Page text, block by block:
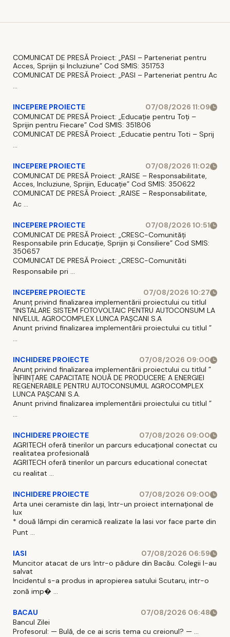
României
COMUNICAT DE PRESĂ Proiect: „PASI – Parteneriat pentru
Acces, Sprijin și Incluziune” Cod SMIS: 351753
COMUNICAT DE PRESĂ Proiect: „PASI – Parteneriat pentru Ac
...
INCEPERE PROIECTE
07/08/2026 11:09
COMUNICAT DE PRESĂ Proiect: „Educație pentru Toți –
Sprijin pentru Fiecare” Cod SMIS: 351806
COMUNICAT DE PRESĂ Proiect: „Educatie pentru Toti – Sprij
...
INCEPERE PROIECTE
07/08/2026 11:02
COMUNICAT DE PRESĂ Proiect: „RAISE – Responsabilitate,
Acces, Incluziune, Sprijin, Educație” Cod SMIS: 350622
COMUNICAT DE PRESĂ Proiect: „RAISE – Responsabilitate,
Ac ...
INCEPERE PROIECTE
07/08/2026 10:51
COMUNICAT DE PRESĂ Proiect: „CRESC-Comunități
Responsabile prin Educație, Sprijin și Consiliere” Cod SMIS:
350657
COMUNICAT DE PRESĂ Proiect: „CRESC-Comunităti
Responsabile pri ...
INCEPERE PROIECTE
07/08/2026 10:27
Anunț privind finalizarea implementării proiectului cu titlul
”INSTALARE SISTEM FOTOVOLTAIC PENTRU AUTOCONSUM LA
NIVELUL AGROCOMPLEX LUNCA PAȘCANI S.A
Anunt privind finalizarea implementării proiectului cu titlul ”
...
INCHIDERE PROIECTE
07/08/2026 09:00
Anunț privind finalizarea implementării proiectului cu titlul ”
ÎNFIINȚARE CAPACITATE NOUĂ DE PRODUCERE A ENERGIEI
REGENERABILE PENTRU AUTOCONSUMUL AGROCOMPLEX
LUNCA PAȘCANI S.A.
Anunt privind finalizarea implementării proiectului cu titlul ”
...
INCHIDERE PROIECTE
07/08/2026 09:00
AGRITECH oferă tinerilor un parcurs educațional conectat cu
realitatea profesională
AGRITECH oferă tinerilor un parcurs educational conectat
cu realitat ...
INCHIDERE PROIECTE
07/08/2026 09:00
Arta unei ceramiste din Iași, într-un proiect internațional de
lux
* două lămpi din ceramică realizate la Iasi vor face parte din
Punt ...
IASI
07/08/2026 06:59
Muncitor atacat de urs într-o pădure din Bacău. Colegii l-au
salvat
Incidentul s-a produs in apropierea satului Scutaru, intr-o
zonă imp� ...
BACAU
07/08/2026 06:48
Bancul Zilei
Profesorul: — Bulă, de ce ai scris tema cu creionul? — ...